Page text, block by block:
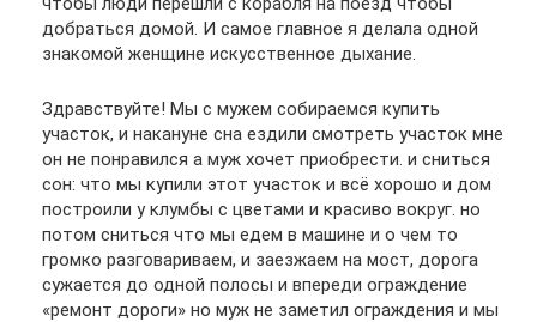
добраться домой. И самое главное я делала одной
знакомой женщине искусственное дыхание.
Здравствуйте! Мы с мужем собираемся купить
участок, и накануне сна ездили смотреть участок мне
он не понравился а муж хочет приобрести. и сниться
сон: что мы купили этот участок и всё хорошо и дом
построили у клумбы с цветами и красиво вокруг. но
потом сниться что мы едем в машине и о чем то
громко разговариваем, и заезжаем на мост, дорога
сужается до одной полосы и впереди ограждение
«ремонт дороги» но муж не заметил ограждения и мы